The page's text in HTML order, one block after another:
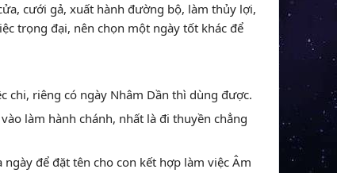
cưới gả, xuất hành đường bộ, làm thủy lợi,
trọng đại, nên chọn một ngày tốt khác để
chi, riêng có ngày Nhâm Dần thì dùng được.
làm hành chánh, nhất là đi thuyền chẳng
để đặt tên cho con kết hợp làm việc Âm